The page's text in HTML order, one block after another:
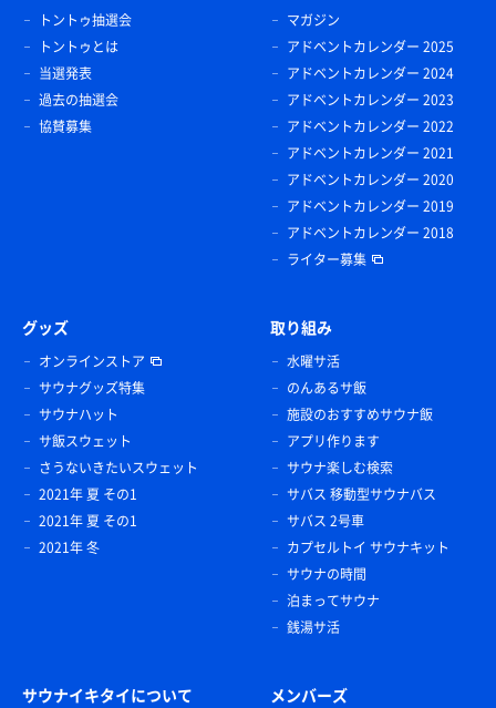
トントゥ抽選会
トントゥとは
当選発表
過去の抽選会
協賛募集
マガジン
アドベントカレンダー 2025
アドベントカレンダー 2024
アドベントカレンダー 2023
アドベントカレンダー 2022
アドベントカレンダー 2021
アドベントカレンダー 2020
アドベントカレンダー 2019
アドベントカレンダー 2018
ライター募集
グッズ
オンラインストア
サウナグッズ特集
サウナハット
サ飯スウェット
さうないきたいスウェット
2021年 夏 その1
2021年 夏 その1
2021年 冬
取り組み
水曜サ活
のんあるサ飯
施設のおすすめサウナ飯
アプリ作ります
サウナ楽しむ検索
サバス 移動型サウナバス
サバス 2号車
カプセルトイ サウナキット
サウナの時間
泊まってサウナ
銭湯サ活
サウナイキタイについて メンバーズ